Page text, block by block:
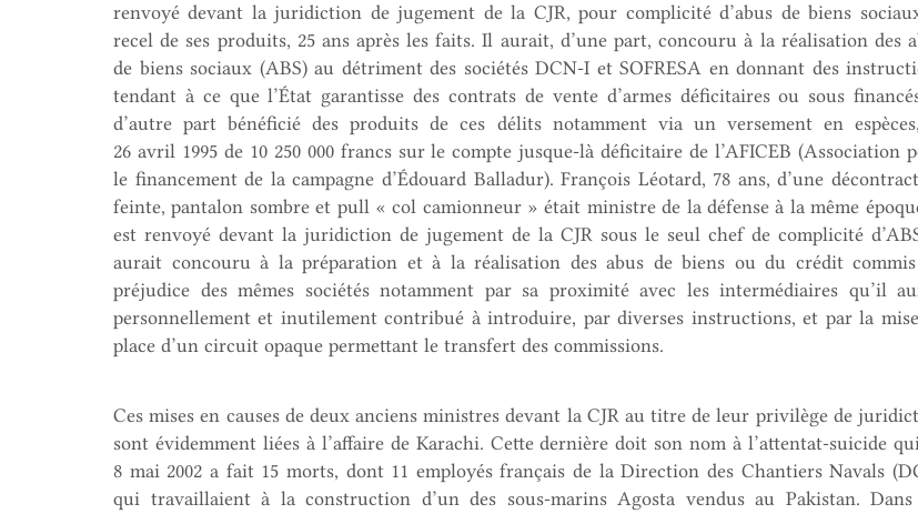
renvoyé devant la juridiction de jugement de la CJR, pour complicité d’abus de biens
recel de ses produits, 25 ans après les faits. Il aurait, d’une part, concouru à la réalisation des
de biens sociaux (ABS) au détriment des sociétés DCN-I et SOFRESA en donnant des
tendant à ce que l’État garantisse des contrats de vente d’armes déficitaires ou sous
d’autre part bénéficié des produits de ces délits notamment via un versement en
26 avril 1995 de 10 250 000 francs sur le compte jusque-là déficitaire de l’AFICEB (Association
le financement de la campagne d’Édouard Balladur). François Léotard, 78 ans, d’une
feinte, pantalon sombre et pull « col camionneur » était ministre de la défense à la même
est renvoyé devant la juridiction de jugement de la CJR sous le seul chef de complicité
aurait concouru à la préparation et à la réalisation des abus de biens ou du crédit
préjudice des mêmes sociétés notamment par sa proximité avec les intermédiaires qu’il
personnellement et inutilement contribué à introduire, par diverses instructions, et par la
place d’un circuit opaque permettant le transfert des commissions.
Ces mises en causes de deux anciens ministres devant la CJR au titre de leur privilège de
sont évidemment liées à l’affaire de Karachi. Cette dernière doit son nom à l’attentat-suicide
8 mai 2002 a fait 15 morts, dont 11 employés français de la Direction des Chantiers Navals
qui travaillaient à la construction d’un des sous-marins Agosta vendus au Pakistan.